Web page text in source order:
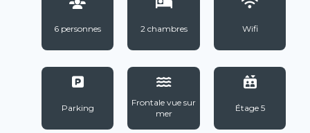
6 personnes 2 chambres Wifi
Parking
Frontale vue sur
mer
Étage 5